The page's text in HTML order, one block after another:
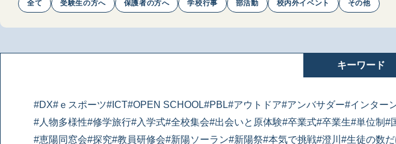
全て 受験生の方へ 保護者の方へ 学校行事 部活動 校内外イベント その他
キーワード
#DX#ｅスポーツ#ICT#OPEN SCHOOL#PBL#アウトドア#アンバサダー#インター
#人物多様性#修学旅行#入学式#全校集会#出会いと原体験#卒業式#卒業生#単位制 #
#恵陽同窓会#探究#教員研修会#新陽ソーラン#新陽祭#本気で挑戦#澄川 #生徒の数